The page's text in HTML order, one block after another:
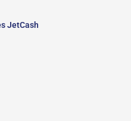
JetCash